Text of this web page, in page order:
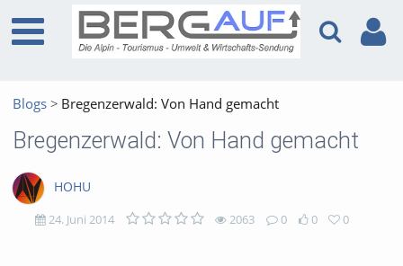
Blogs Bregenzerwald: Von Hand gemacht
Bregenzerwald: Von Hand gemacht
HOHU
24. Juni 2014 2063 0 0 0